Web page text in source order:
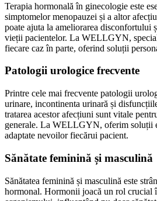
Terapia hormonală în ginecologie este
simptomelor menopauzei și a altor
poate ajuta la ameliorarea disconfortului
vieții pacientelor. La WELLGYN,
fiecare caz în parte, oferind soluții
Patologii urologice frecvente
Printre cele mai frecvente patologii
urinare, incontinenta urinară și
tratarea acestor afecțiuni sunt vitale
generale. La WELLGYN, oferim soluții
adaptate nevoilor fiecărui pacient.
Sănătate feminină și masculină
Sănătatea feminină și masculină este
hormonal. Hormonii joacă un rol crucial